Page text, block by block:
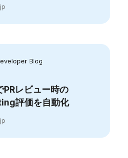
Blog
レビュー時の
評価を自動化